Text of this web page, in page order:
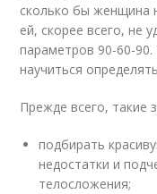
сколько бы женщина
ей, скорее всего, не
параметров 90-60-90.
научиться
Прежде всего, такие
подбирать
недостатки и
телосложения;